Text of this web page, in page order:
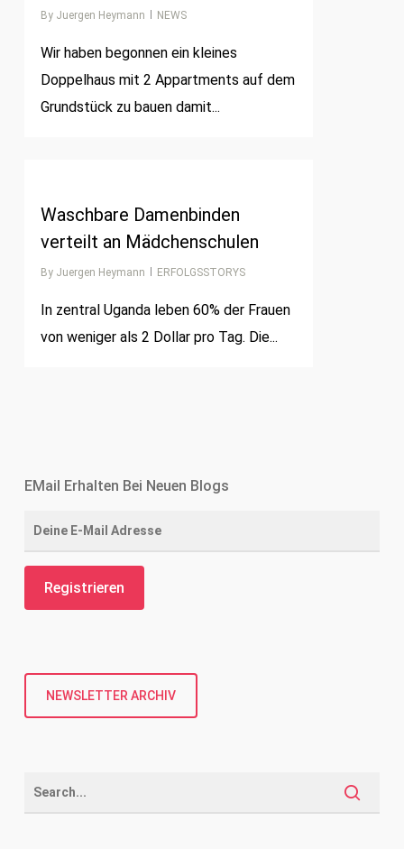
By Juergen Heymann NEWS
Wir haben begonnen ein kleines
Doppelhaus mit 2 Appartments auf dem
Grundstück zu bauen damit...
Waschbare Damenbinden
verteilt an Mädchenschulen
By Juergen Heymann ERFOLGSSTORYS
In zentral Uganda leben 60% der Frauen
von weniger als 2 Dollar pro Tag. Die...
EMail Erhalten Bei Neuen Blogs
NEWSLETTER ARCHIV